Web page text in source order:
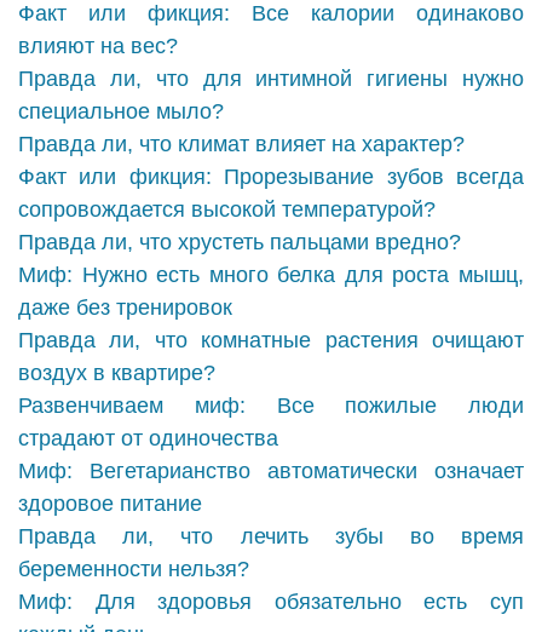
Факт или фикция: Все калории одинаково
влияют на вес?
Правда ли, что для интимной гигиены нужно
специальное мыло?
Правда ли, что климат влияет на характер?
Факт или фикция: Прорезывание зубов всегда
сопровождается высокой температурой?
Правда ли, что хрустеть пальцами вредно?
Миф: Нужно есть много белка для роста мышц,
даже без тренировок
Правда ли, что комнатные растения очищают
воздух в квартире?
Развенчиваем миф: Все пожилые люди
страдают от одиночества
Миф: Вегетарианство автоматически означает
здоровое питание
Правда ли, что лечить зубы во время
беременности нельзя?
Миф: Для здоровья обязательно есть суп